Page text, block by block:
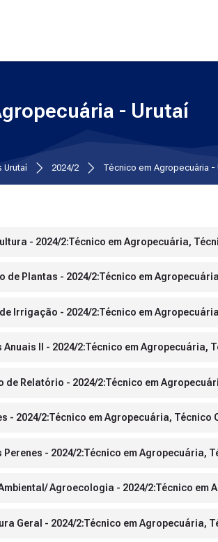
- Urutaí
Urutaí 2024/2 Técnico em Agropecuária -
- 2024/2:Técnico em Agropecuária,
de Plantas - 2024/2:Técnico em
Irrigação - 2024/2:Técnico em
Anuais II - 2024/2:Técnico em
de Relatório - 2024/2:Técnico em
- 2024/2:Técnico em Agropecuária,
Perenes - 2024/2:Técnico em Agropecuária,
Agroecologia - 2024/2:Técnico
Geral - 2024/2:Técnico em Agropecuária,